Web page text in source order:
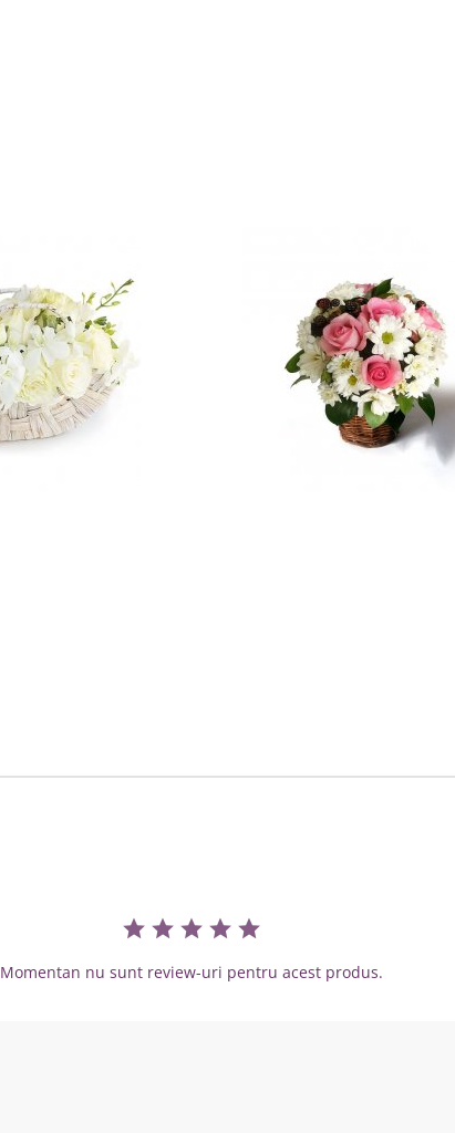
Momentan nu sunt review-uri pentru acest produs.